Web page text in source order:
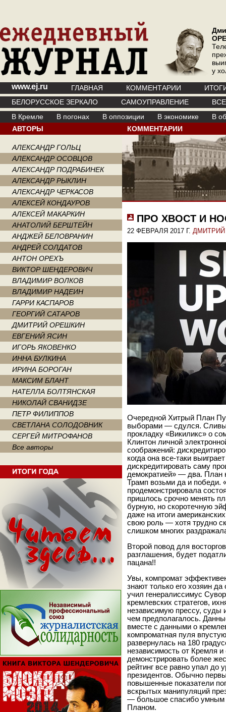
у
www.ej.ru ГЛАВНАЯ КОММЕНТАРИИ
БЕЛОРУССКОЕ ЗЕРКАЛО
САМОУПРАВЛЕНИЕ
В Кремле
В погонах В оппозиции В экономике
В
АВТОРЫ
АЛЕКСАНДР ГОЛЬЦ
АЛЕКСАНДР ОСОВЦОВ
АЛЕКСАНДР ПОДРАБИНЕК
АЛЕКСАНДР РЫКЛИН
АЛЕКСАНДР ЧЕРКАСОВ
АЛЕКСЕЙ КОНДАУРОВ
АЛЕКСЕЙ МАКАРКИН
АНАТОЛИЙ БЕРШТЕЙН
АНДЖЕЙ БЕЛОВРАНИН
АНДРЕЙ СОЛДАТОВ
АНТОН ОРЕХЪ
ВИКТОР ШЕНДЕРОВИЧ
ВЛАДИМИР ВОЛКОВ
ВЛАДИМИР НАДЕИН
ГАРРИ КАСПАРОВ
ГЕОРГИЙ САТАРОВ
ДМИТРИЙ ОРЕШКИН
ЕВГЕНИЙ ЯСИН
ИГОРЬ ЯКОВЕНКО
ИННА БУЛКИНА
ИРИНА БОРОГАН
МАКСИМ БЛАНТ
НАТЕЛЛА БОЛТЯНСКАЯ
НИКОЛАЙ СВАНИДЗЕ
ПЕТР ФИЛИППОВ
СВЕТЛАНА СОЛОДОВНИК
СЕРГЕЙ МИТРОФАНОВ
Все авторы
КОММЕНТАРИИ
ПРО ХВОСТ И
22 ФЕВРАЛЯ 2017 Г.
Очередной Хитрый План
выборами — сдулся.
прокладку «Викиликс» о
Клинтон личной
соображений:
когда она все-таки
дискредитировать саму
демократией» — два. План
Трамп возьми да и победи.
продемонстрировала
пришлось срочно менять
бурную, но скоротечную
даже на итоги
свою роль — хотя трудно
слишком многих
Второй повод для
разглашения, будет
пацана!!
Увы, компромат
знают только его хозяин
учил генералиссимус
кремлевских стратегов,
независимую прессу, суды
чем предполагалось.
вместе с данными о
компроматная пуля
развернулась на 180
независимость от Кремля
демонстрировать более
рейтинг все равно упал до
президентов. Обычно
повышенные показатели
вскрытых манипуляций
— большое спасибо умным
Планом.